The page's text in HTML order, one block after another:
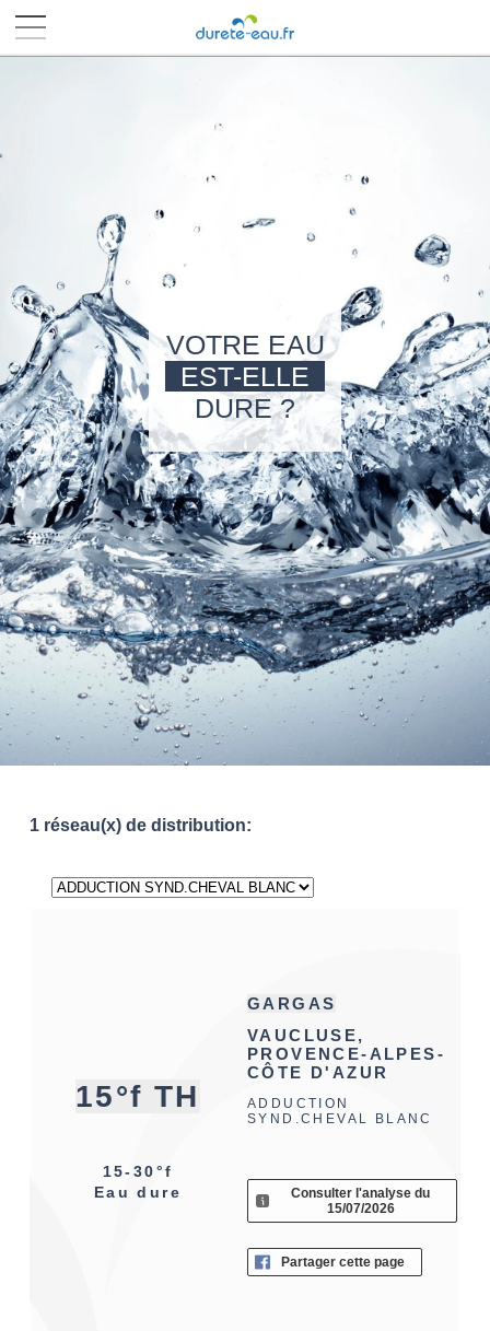
VOTRE EAU
EST-ELLE
DURE ?
1 réseau(x) de distribution:
15°f TH
15-30°f
Eau dure
GARGAS
VAUCLUSE,
PROVENCE-ALPES-
CÔTE D'AZUR
ADDUCTION
SYND.CHEVAL BLANC
Consulter l'analyse du
15/07/2026
Partager cette page